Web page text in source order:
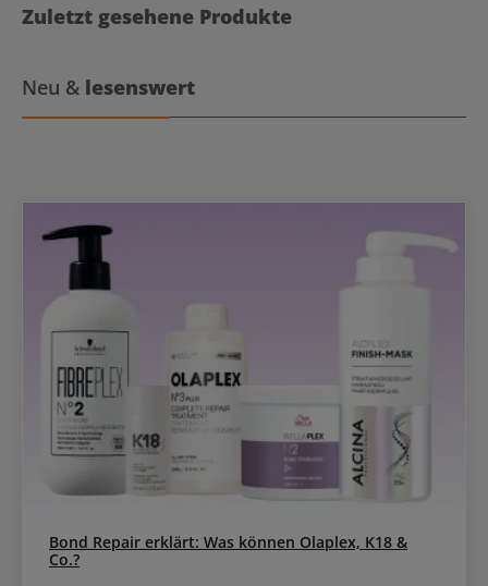
Zuletzt gesehene Produkte
Neu & lesenswert
Bond Repair erklärt: Was können Olaplex, K18 &
Co.?